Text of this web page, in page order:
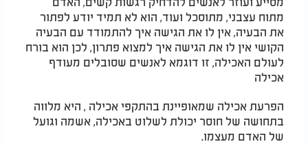
מתוח עצבני, מתוסכל ועוד, הוא לא תמיד יודע לפתור
את הבעיה, אין לו את הגישה איך להתמודד עם הבעיה
הקושי אין לו את הגישה איך למצוא פתרון, לכן הוא בורח
לעולם האכילה, זו דוגמא לאנשים שסובלים מעודף
אכילה
הפרעת אכילה שמאופיינת בהתקפי אכילה , היא מלווה
בתחושה של חוסר יכולת לשלוט באכילה, אשמה וגועל
של האדם מעצמו.